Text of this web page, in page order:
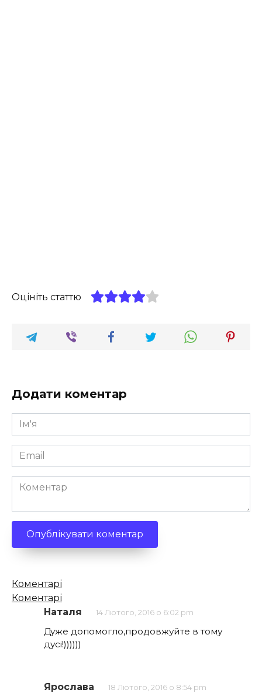
Оцініть статтю
Додати коментар
Ім'я
*
Email
*
Коментар
Кількість
коментарів
Коментарі
Коментарі
Наталя
14 Лютого, 2016 о 6:02 pm
Дуже допомогло,продовжуйте в тому
дусі!))))))
Ярослава 18 Лютого, 2016 о 8:54 pm